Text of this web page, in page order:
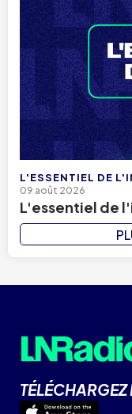
L'ESSENTIEL DE
09 août 2026
L'essentiel de
TÉLÉCHARGEZ